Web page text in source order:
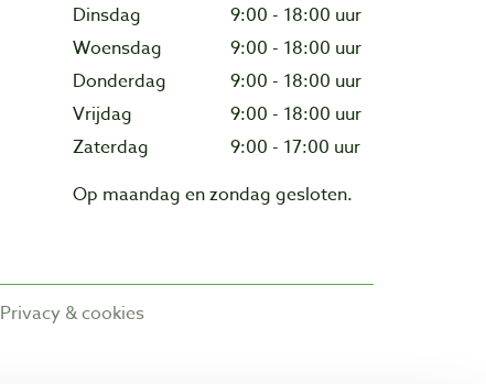
Dinsdag
9:00 - 18:00 uur
Woensdag
9:00 - 18:00 uur
Donderdag
9:00 - 18:00 uur
Vrijdag
9:00 - 18:00 uur
Zaterdag
9:00 - 17:00 uur
Op maandag en zondag gesloten.
Privacy & cookies